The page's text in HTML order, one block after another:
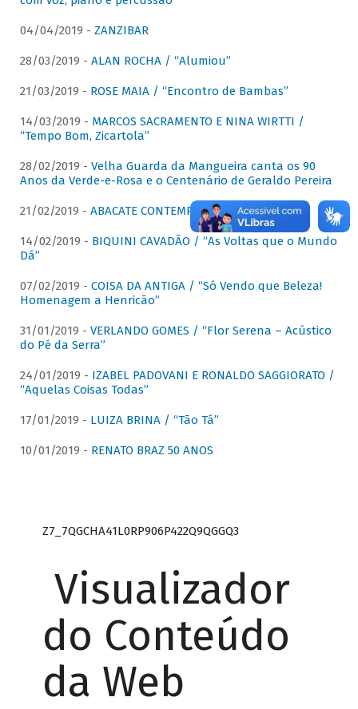
04/04/2019 - ZANZIBAR
28/03/2019 - ALAN ROCHA / “Alumiou”
21/03/2019 - ROSE MAIA / “Encontro de Bambas”
14/03/2019 - MARCOS SACRAMENTO E NINA WIRTTI /
“Tempo Bom, Zicartola”
28/02/2019 - Velha Guarda da Mangueira canta os 90
Anos da Verde-e-Rosa e o Centenário de Geraldo Pereira
21/02/2019 - ABACATE CONTEMPORÂNEO
14/02/2019 - BIQUINI CAVADÃO / “As Voltas que o Mundo
Dá”
07/02/2019 - COISA DA ANTIGA / “Só Vendo que Beleza!
Homenagem a Henricão”
31/01/2019 - VERLANDO GOMES / “Flor Serena – Acústico
do Pé da Serra”
24/01/2019 - IZABEL PADOVANI E RONALDO SAGGIORATO /
“Aquelas Coisas Todas”
17/01/2019 - LUIZA BRINA / “Tão Tá”
10/01/2019 - RENATO BRAZ 50 ANOS
Z7_7QGCHA41L0RP906P422Q9QGGQ3
Visualizador
do Conteúdo
da Web